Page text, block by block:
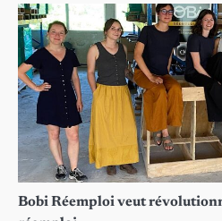
Bobi Réemploi veut